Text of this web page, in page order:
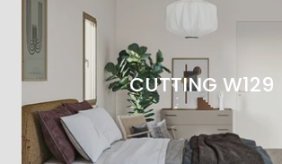
CUTTING W129